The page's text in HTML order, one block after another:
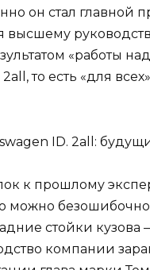
он стал главной
высшему
«работы
то есть «для
к прошлому
можно
стойки кузова
компании